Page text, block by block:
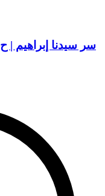
سر سيدنا إبراهيم | ح6 | هدىً وشفاء 3 - رمضان 1445 هـ